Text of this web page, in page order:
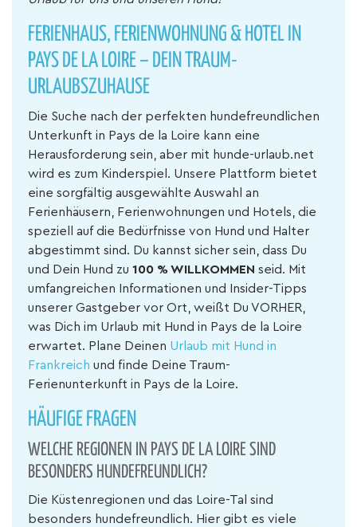
FERIENHAUS, FERIENWOHNUNG & HOTEL IN
PAYS DE LA LOIRE – DEIN TRAUM-
URLAUBSZUHAUSE
Die Suche nach der perfekten hundefreundlichen
Unterkunft in Pays de la Loire kann eine
Herausforderung sein, aber mit hunde-urlaub.net
wird es zum Kinderspiel. Unsere Plattform bietet
eine sorgfältig ausgewählte Auswahl an
Ferienhäusern, Ferienwohnungen und Hotels, die
speziell auf die Bedürfnisse von Hund und Halter
abgestimmt sind. Du kannst sicher sein, dass Du
und Dein Hund zu 100 % WILLKOMMEN seid. Mit
umfangreichen Informationen und Insider-Tipps
unserer Gastgeber vor Ort, weißt Du VORHER,
was Dich im Urlaub mit Hund in Pays de la Loire
erwartet. Plane Deinen Urlaub mit Hund in
Frankreich und finde Deine Traum-
Ferienunterkunft in Pays de la Loire.
HÄUFIGE FRAGEN
WELCHE REGIONEN IN PAYS DE LA LOIRE SIND
BESONDERS HUNDEFREUNDLICH?
Die Küstenregionen und das Loire-Tal sind
besonders hundefreundlich. Hier gibt es viele